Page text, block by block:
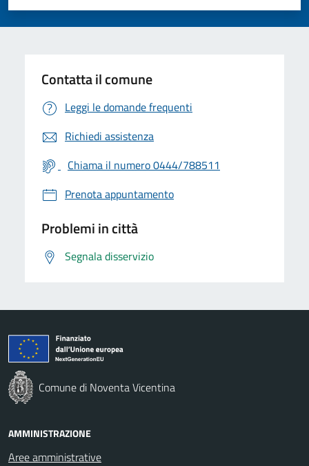
Valuta 5 stelle su 5
Valuta 4 stelle su 5
Valuta 3 stelle su 5
Valuta 2 stelle su 5
Valuta 1 stelle su 5
Contatta il comune
Leggi le domande frequenti
Richiedi assistenza
Chiama il numero 0444/788511
Prenota appuntamento
Problemi in città
Segnala disservizio
Comune di Noventa Vicentina
AMMINISTRAZIONE
Aree amministrative